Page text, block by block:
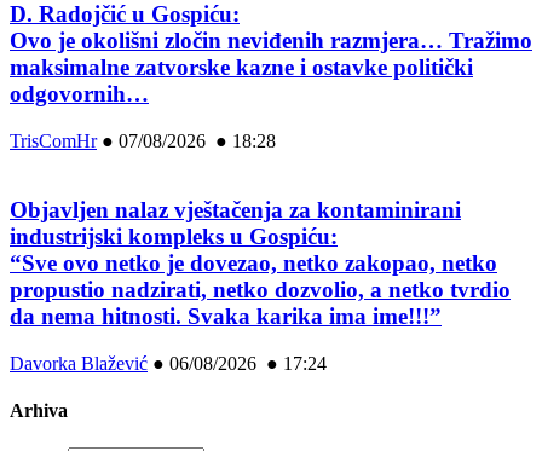
D. Radojčić u Gospiću:
Ovo je okolišni zločin neviđenih razmjera… Tražimo
maksimalne zatvorske kazne i ostavke politički
odgovornih…
TrisComHr● 07/08/2026 ● 18:28
Objavljen nalaz vještačenja za kontaminirani
industrijski kompleks u Gospiću:
“Sve ovo netko je dovezao, netko zakopao, netko
propustio nadzirati, netko dozvolio, a netko tvrdio
da nema hitnosti. Svaka karika ima ime!!!”
Davorka Blažević ● 06/08/2026 ● 17:24
Arhiva